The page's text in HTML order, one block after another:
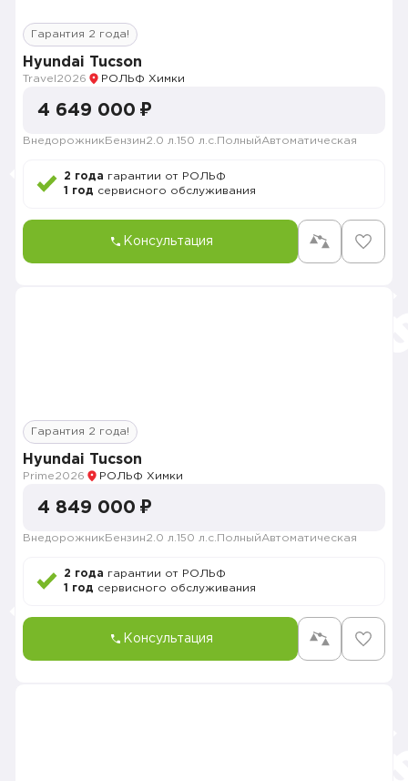
Гарантия 2 года!
Hyundai Tucson
Travel 2026 РОЛЬФ Химки
4 649 000 ₽
Внедорожник Бензин2.0 л. 150 л.с. ПолныйАвтоматическая
2 года гарантии от РОЛЬФ
1 год сервисного обслуживания
Консультация
Гарантия 2 года!
Hyundai Tucson
Prime2026 РОЛЬФ Химки
4 849 000 ₽
Внедорожник Бензин2.0 л. 150 л.с. ПолныйАвтоматическая
2 года гарантии от РОЛЬФ
1 год сервисного обслуживания
Консультация